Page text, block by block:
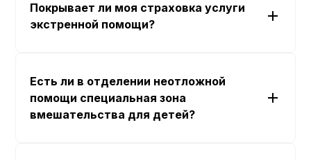
Покрывает ли моя страховка услуги
экстренной помощи?
Есть ли в отделении неотложной
помощи специальная зона
вмешательства для детей?